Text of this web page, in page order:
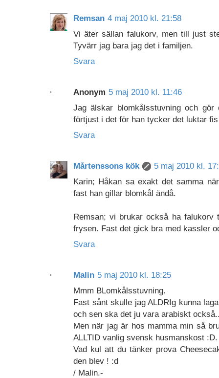
Remsan 4 maj 2010 kl. 21:58
Vi äter sällan falukorv, men till just
Tyvärr jag bara jag det i familjen.
Svara
Anonym 5 maj 2010 kl. 11:46
Jag älskar blomkålsstuvning och
förtjust i det för han tycker det luktar
Svara
Mårtenssons kök
5 maj 2010 kl.
Karin; Håkan sa exakt det samma
fast han gillar blomkål ändå.
Remsan; vi brukar också ha
frysen. Fast det gick bra med kassler
Svara
Malin 5 maj 2010 kl. 18:25
Mmm BLomkålsstuvning.
Fast sånt skulle jag ALDRIg kunna
och sen ska det ju vara arabiskt
Men när jag är hos mamma min så
ALLTID vanlig svensk husmanskost :D.
Vad kul att du tänker prova
den blev ! :d
/ Malin.-